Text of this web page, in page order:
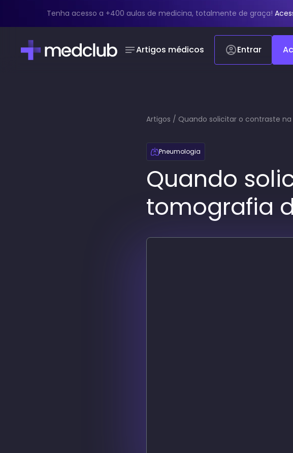
Tenha acesso a +400 aulas de medicina, totalmente de graça!
Artigos médicos Entrar
Artigos / Quando solicitar o contraste
Pneumologia
Quando
tomografia